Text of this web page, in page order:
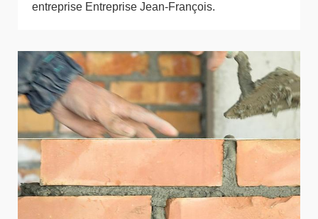
entreprise Entreprise Jean-François.